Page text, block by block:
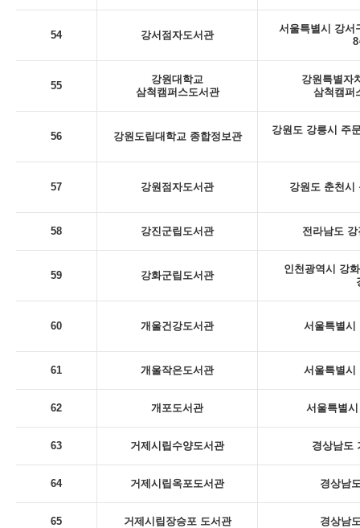
54 강서점자도서관
서울특별시 강서
55
강원대학교
삼척캠퍼스도서관
강원특별자
삼척캠퍼
56 강원도립대학교 종합정보관
강원도 강릉시 주
57 강원점자도서관 강원도 춘천시
58 강진군립도서관 전라남도
59 강화군립도서관
인천광역시 강
60 개울건강도서관 서울특별시
61 개울작은도서관 서울특별시
62 개포도서관 서울특별
63 거제시립수양도서관 경상남도
64 거제시립옥포도서관 경상남
65 거제시립장승포 도서관 경상남